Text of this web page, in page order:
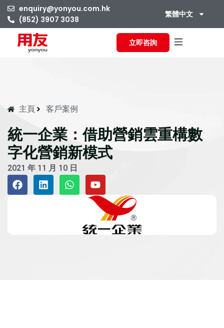
enquiry@yonyou.com.hk
(852) 3907 3038
繁體中文
立即咨詢
主頁 客戶案例
統一企業：借助營銷雲重構數
字化營銷新模式
2021 年 11 月 10 日